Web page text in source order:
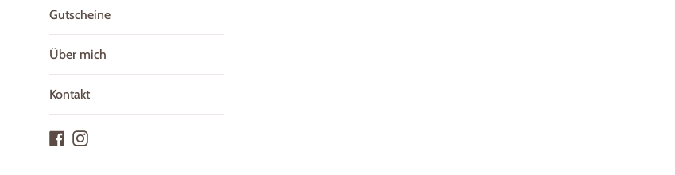
Gutscheine
Über mich
Kontakt
Facebook
Instagram